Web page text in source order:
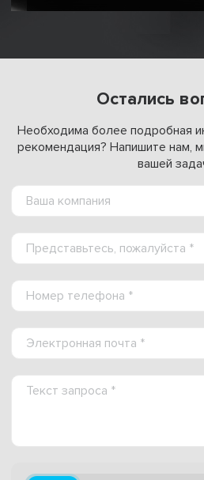
Остались
Необходима более подробная
рекомендация? Напишите нам,
вашей